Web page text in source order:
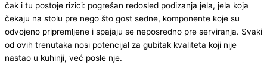
čak i tu postoje rizici: pogrešan redosled podizanja jela, jela koja
čekaju na stolu pre nego što gost sedne, komponente koje su
odvojeno pripremljene i spajaju se neposredno pre serviranja. Svaki
od ovih trenutaka nosi potencijal za gubitak kvaliteta koji nije
nastao u kuhinji, već posle nje.